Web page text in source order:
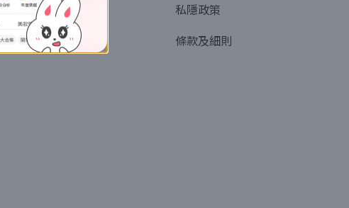
商業或媒體聯絡
產品提名
私隱政策
條款及細則